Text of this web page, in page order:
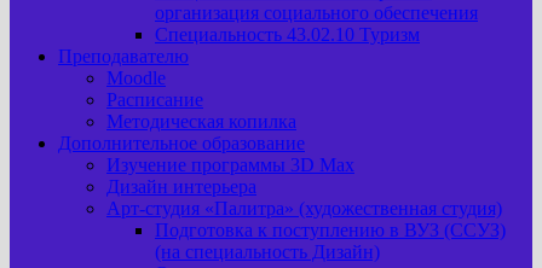
организация социального обеспечения
Специальность 43.02.10 Туризм
Преподавателю
Moodle
Расписание
Методическая копилка
Дополнительное образование
Изучение программы 3D Max
Дизайн интерьера
Арт-cтудия «Палитра» (художественная студия)
Подготовка к поступлению в ВУЗ (ССУЗ)
(на специальность Дизайн)